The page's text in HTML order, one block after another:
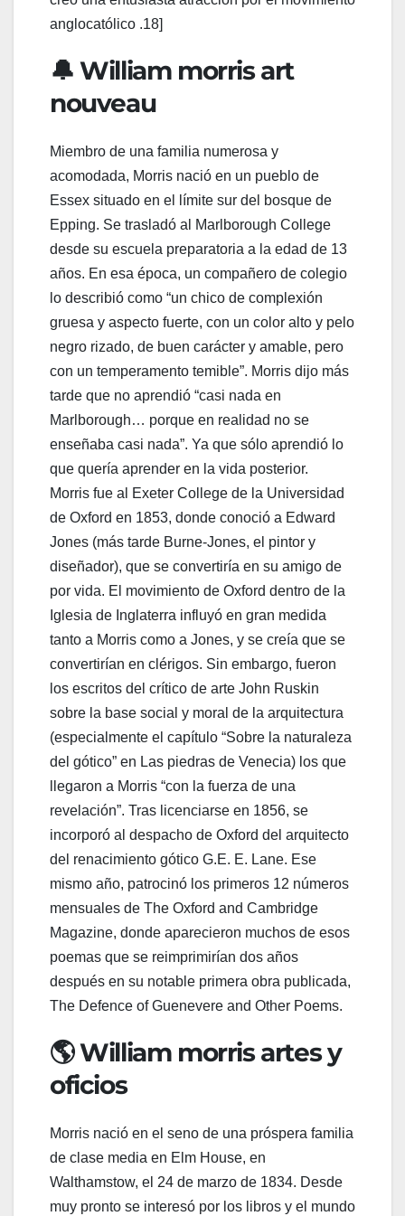
anglocatólico .18]
🔔 William morris art
nouveau
Miembro de una familia numerosa y
acomodada, Morris nació en un pueblo de
Essex situado en el límite sur del bosque de
Epping. Se trasladó al Marlborough College
desde su escuela preparatoria a la edad de 13
años. En esa época, un compañero de colegio
lo describió como “un chico de complexión
gruesa y aspecto fuerte, con un color alto y pelo
negro rizado, de buen carácter y amable, pero
con un temperamento temible”. Morris dijo más
tarde que no aprendió “casi nada en
Marlborough… porque en realidad no se
enseñaba casi nada”. Ya que sólo aprendió lo
que quería aprender en la vida posterior.
Morris fue al Exeter College de la Universidad
de Oxford en 1853, donde conoció a Edward
Jones (más tarde Burne-Jones, el pintor y
diseñador), que se convertiría en su amigo de
por vida. El movimiento de Oxford dentro de la
Iglesia de Inglaterra influyó en gran medida
tanto a Morris como a Jones, y se creía que se
convertirían en clérigos. Sin embargo, fueron
los escritos del crítico de arte John Ruskin
sobre la base social y moral de la arquitectura
(especialmente el capítulo “Sobre la naturaleza
del gótico” en Las piedras de Venecia) los que
llegaron a Morris “con la fuerza de una
revelación”. Tras licenciarse en 1856, se
incorporó al despacho de Oxford del arquitecto
del renacimiento gótico G.E. E. Lane. Ese
mismo año, patrocinó los primeros 12 números
mensuales de The Oxford and Cambridge
Magazine, donde aparecieron muchos de esos
poemas que se reimprimirían dos años
después en su notable primera obra publicada,
The Defence of Guenevere and Other Poems.
🌎 William morris artes y
oficios
Morris nació en el seno de una próspera familia
de clase media en Elm House, en
Walthamstow, el 24 de marzo de 1834. Desde
muy pronto se interesó por los libros y el mundo